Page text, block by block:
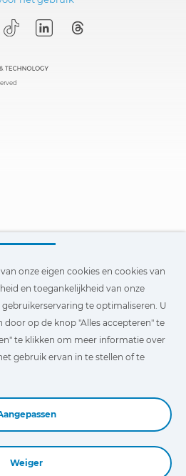
van onze eigen cookies en cookies
en toegankelijkheid van
en de gebruikerservaring te
klikken op
ervan in te stellen of te weigeren.
onze eigen cookies en cookies van
en toegankelijkheid van onze
te optimaliseren. U
door op de knop "Alles accepteren" te
te klikken om meer informatie over
gebruik ervan in te stellen of te
Weiger